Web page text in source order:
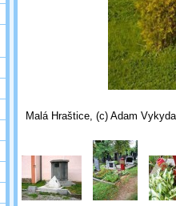
Malá Hraštice, (c) Adam